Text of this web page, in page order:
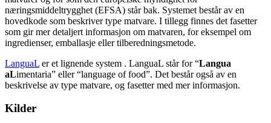
næringsmiddeltrygghet (EFSA) står bak. Systemet består av en
hovedkode som beskriver type matvare. I tillegg finnes det fasetter
som gir mer detaljert informasjon om matvaren, for eksempel om
ingredienser, emballasje eller tilberedningsmetode.
LanguaL er et lignende system . LanguaL står for “Langua
aLimentaria” eller “language of food”. Det består også av en
beskrivelse av type matvare, og fasetter med mer informasjon.
Kilder